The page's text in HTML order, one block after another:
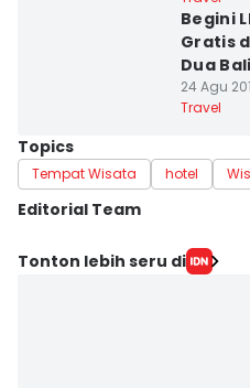
Begini
Gratis
Dua
24 Agu
Travel
Topics
Tempat Wisata hotel
Editorial Team
Editor
Tonton lebih seru di